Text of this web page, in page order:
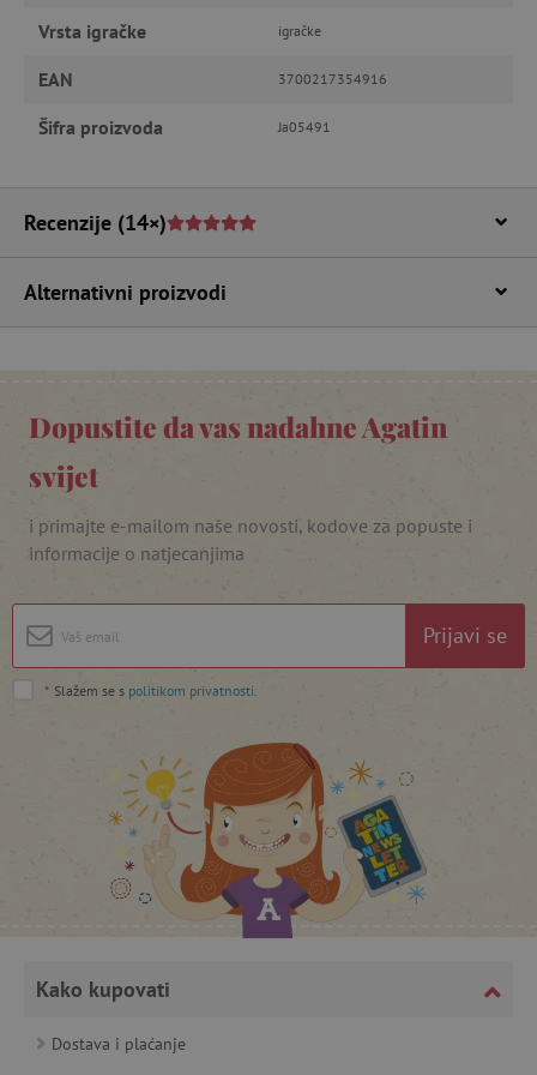
Vrsta igračke igračke
EAN 3700217354916
Šifra proizvoda Ja05491
Recenzije (14×)
Alternativni proizvodi
Dopustite da vas nadahne Agatin
svijet
i primajte e-mailom naše novosti, kodove za popuste i
informacije o natjecanjima
Prijavi se
* Slažem se s politikom privatnosti.
Kako kupovati
Dostava i plaćanje
www.agatinsvijet.hr
featureFlagCheckoutExperimentVariant www.agatinsvijet.hr
product_filter_remember www.agatinsvijet.hr
PHPSESSID
PHP.net